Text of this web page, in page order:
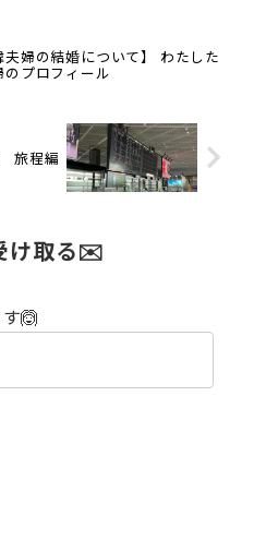
夫婦の結婚について】 わたした
のプロフィール
旅程編
け取る✉️
🙆